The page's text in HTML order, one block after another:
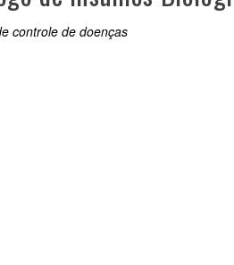
controle de doenças